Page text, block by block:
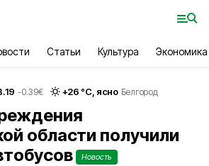
Статьи Культура Экономика
-0.39€ +26 °С, ясно Белгород
области получили
Новость